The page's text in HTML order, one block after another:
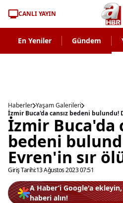
CANLI YAYIN
En Yeniler Gündem
Haberler Yaşam Galerileri
İzmir Buca'da cansız bedeni bulundu!
İzmir Buca'da
bedeni
Evren'in sır
Giriş Tarihi:13 Ağustos 2023 07:51
A Haber’i Google'a
haberi alın!